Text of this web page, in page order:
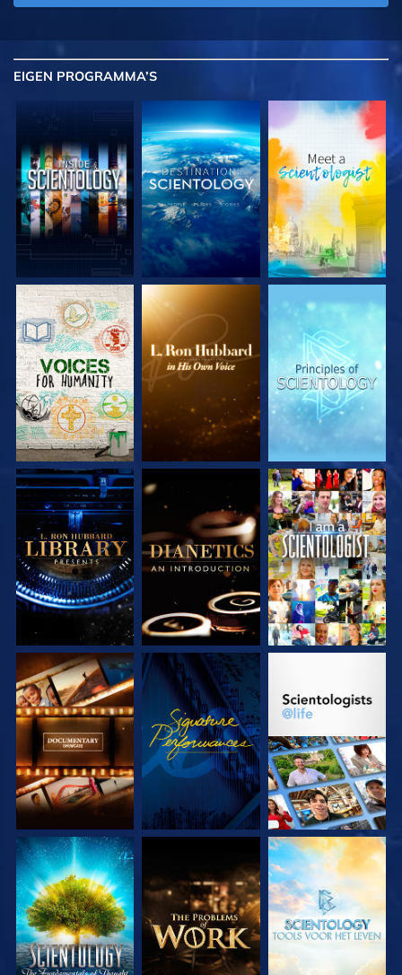
EIGEN PROGRAMMA’S
VERKEN DE SERIE VERKEN DE SERIE VERKEN DE SERIE
VERKEN DE SERIE VERKEN DE SERIE KIJK
VERKEN DE SERIE KIJK VERKEN DE SERIE
VERKEN DE SERIE VERKEN DE SERIE VERKEN DE SERIE